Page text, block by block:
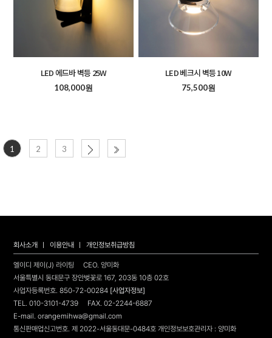
LED 에드바 벽등 25W
108,000원
LED 베크시 벽등 10W
75,500원
1 2 3
회사소개 이용안내 개인정보취급방침
엘이디 제이(J) 라이팅
CEO. 양미화
서울특별시 동대문구 장안벚꽃로 167, 203동 10층 02호
사업자등록번호. 850-72-00284 [사업자정보]
TEL. 010-3101-4739 FAX. 02-2244-6887
E-mail. orangemihwa@gmail.com
통신판매업신고번호. 제 2022-서울동대문-0484호 개인정보보호관리자 : 양미화